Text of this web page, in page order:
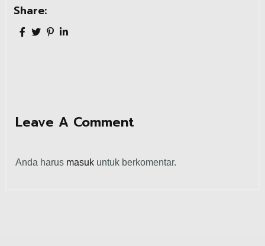
Share:
Leave A Comment
Anda harus masuk untuk berkomentar.